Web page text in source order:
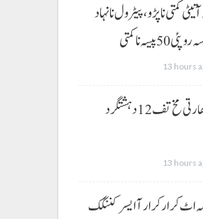
کمتی نا پڑو،پیٹرول نا نہاد
13 hours
بلوچستان اٹ سیکورٹی کاروائی، بھارتی مخ تف 12 دہشتگرد
13 hours
اٹ کرار کرار آ ایسر کننگک